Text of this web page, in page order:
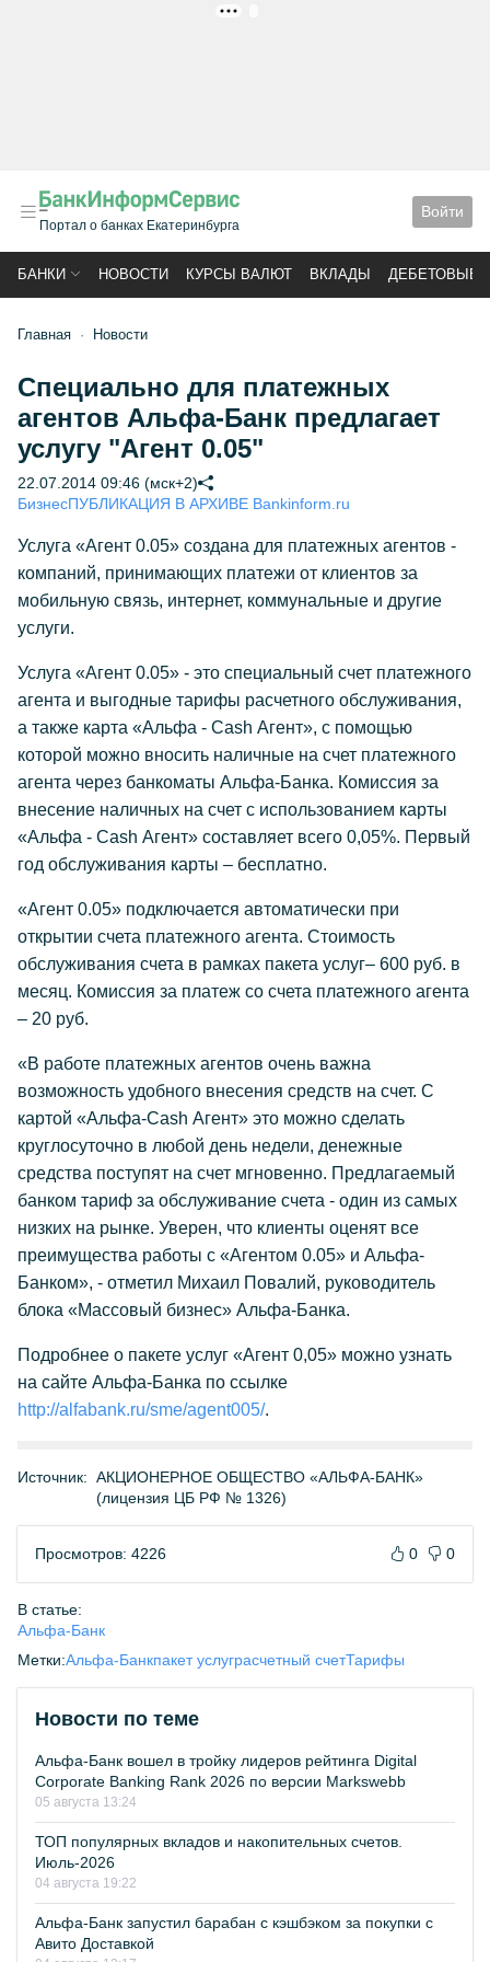
Портал о банках Екатеринбурга
Войти
БАНКИ НОВОСТИ КУРСЫ ВАЛЮТ ВКЛАДЫ ДЕБЕТОВЫЕ
Главная Новости
Специально для платежных
агентов Альфа-Банк предлагает
услугу "Агент 0.05"
22.07.2014 09:46 (мск+2)
БизнесПУБЛИКАЦИЯ В АРХИВЕ Bankinform.ru
Услуга «Агент 0.05» создана для платежных агентов -
компаний, принимающих платежи от клиентов за
мобильную связь, интернет, коммунальные и другие
услуги.
Услуга «Агент 0.05» - это специальный счет платежного
агента и выгодные тарифы расчетного обслуживания,
а также карта «Альфа - Cash Агент», с помощью
которой можно вносить наличные на счет платежного
агента через банкоматы Альфа-Банка. Комиссия за
внесение наличных на счет с использованием карты
«Альфа - Cash Агент» составляет всего 0,05%. Первый
год обслуживания карты – бесплатно.
«Агент 0.05» подключается автоматически при
открытии счета платежного агента. Стоимость
обслуживания счета в рамках пакета услуг– 600 руб. в
месяц. Комиссия за платеж со счета платежного агента
– 20 руб.
«В работе платежных агентов очень важна
возможность удобного внесения средств на счет. С
картой «Альфа-Cash Агент» это можно сделать
круглосуточно в любой день недели, денежные
средства поступят на счет мгновенно. Предлагаемый
банком тариф за обслуживание счета - один из самых
низких на рынке. Уверен, что клиенты оценят все
преимущества работы с «Агентом 0.05» и Альфа-
Банком», - отметил Михаил Повалий, руководитель
блока «Массовый бизнес» Альфа-Банка.
Подробнее о пакете услуг «Агент 0,05» можно узнать
на сайте Альфа-Банка по ссылке
http://alfabank.ru/sme/agent005/.
Источник: АКЦИОНЕРНОЕ ОБЩЕСТВО «АЛЬФА-БАНК»
(лицензия ЦБ РФ № 1326)
Просмотров: 4226 0 0
В статье:
Альфа-Банк
Метки:Альфа-Банкпакет услуграсчетный счетТарифы
Новости по теме
Альфа-Банк вошел в тройку лидеров рейтинга Digital
Corporate Banking Rank 2026 по версии Markswebb
05 августа 13:24
ТОП популярных вкладов и накопительных счетов.
Июль-2026
04 августа 19:22
Альфа-Банк запустил барабан с кэшбэком за покупки с
Авито Доставкой